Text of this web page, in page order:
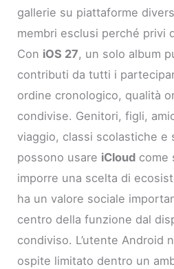
gallerie su piattaforme
membri esclusi perché privi
Con iOS 27, un solo album
contributi da tutti i
ordine cronologico, qualità
condivise. Genitori, figli,
viaggio, classi scolastiche e
possono usare iCloud come
imporre una scelta di
ha un valore sociale
centro della funzione dal
condiviso. L’utente Android
ospite limitato dentro un